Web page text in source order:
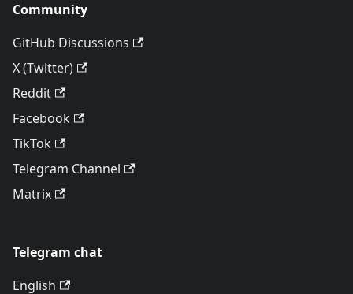
Community
GitHub Discussions
X (Twitter)
Reddit
Facebook
TikTok
Telegram Channel
Matrix
Telegram chat
English